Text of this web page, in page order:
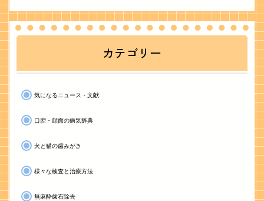
カテゴリー
気になるニュース・文献
口腔・顔面の病気辞典
犬と猫の歯みがき
様々な検査と治療方法
無麻酔歯石除去